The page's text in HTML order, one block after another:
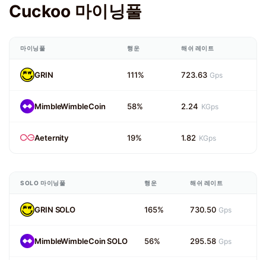
Cuckoo 마이닝풀
마이닝풀 행운 해쉬 레이트
GRIN 111% 723.63 Gps
MimbleWimbleCoin 58% 2.24 KGps
Aeternity 19% 1.82 KGps
SOLO 마이닝풀 행운 해쉬 레이트
GRIN SOLO 165% 730.50 Gps
MimbleWimbleCoin SOLO 56% 295.58 Gps